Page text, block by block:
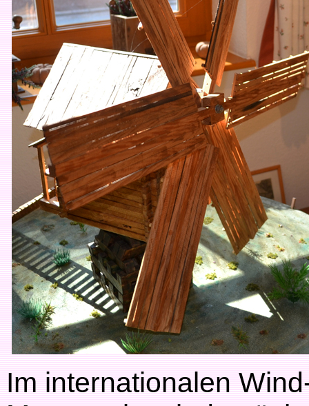
Im internationalen